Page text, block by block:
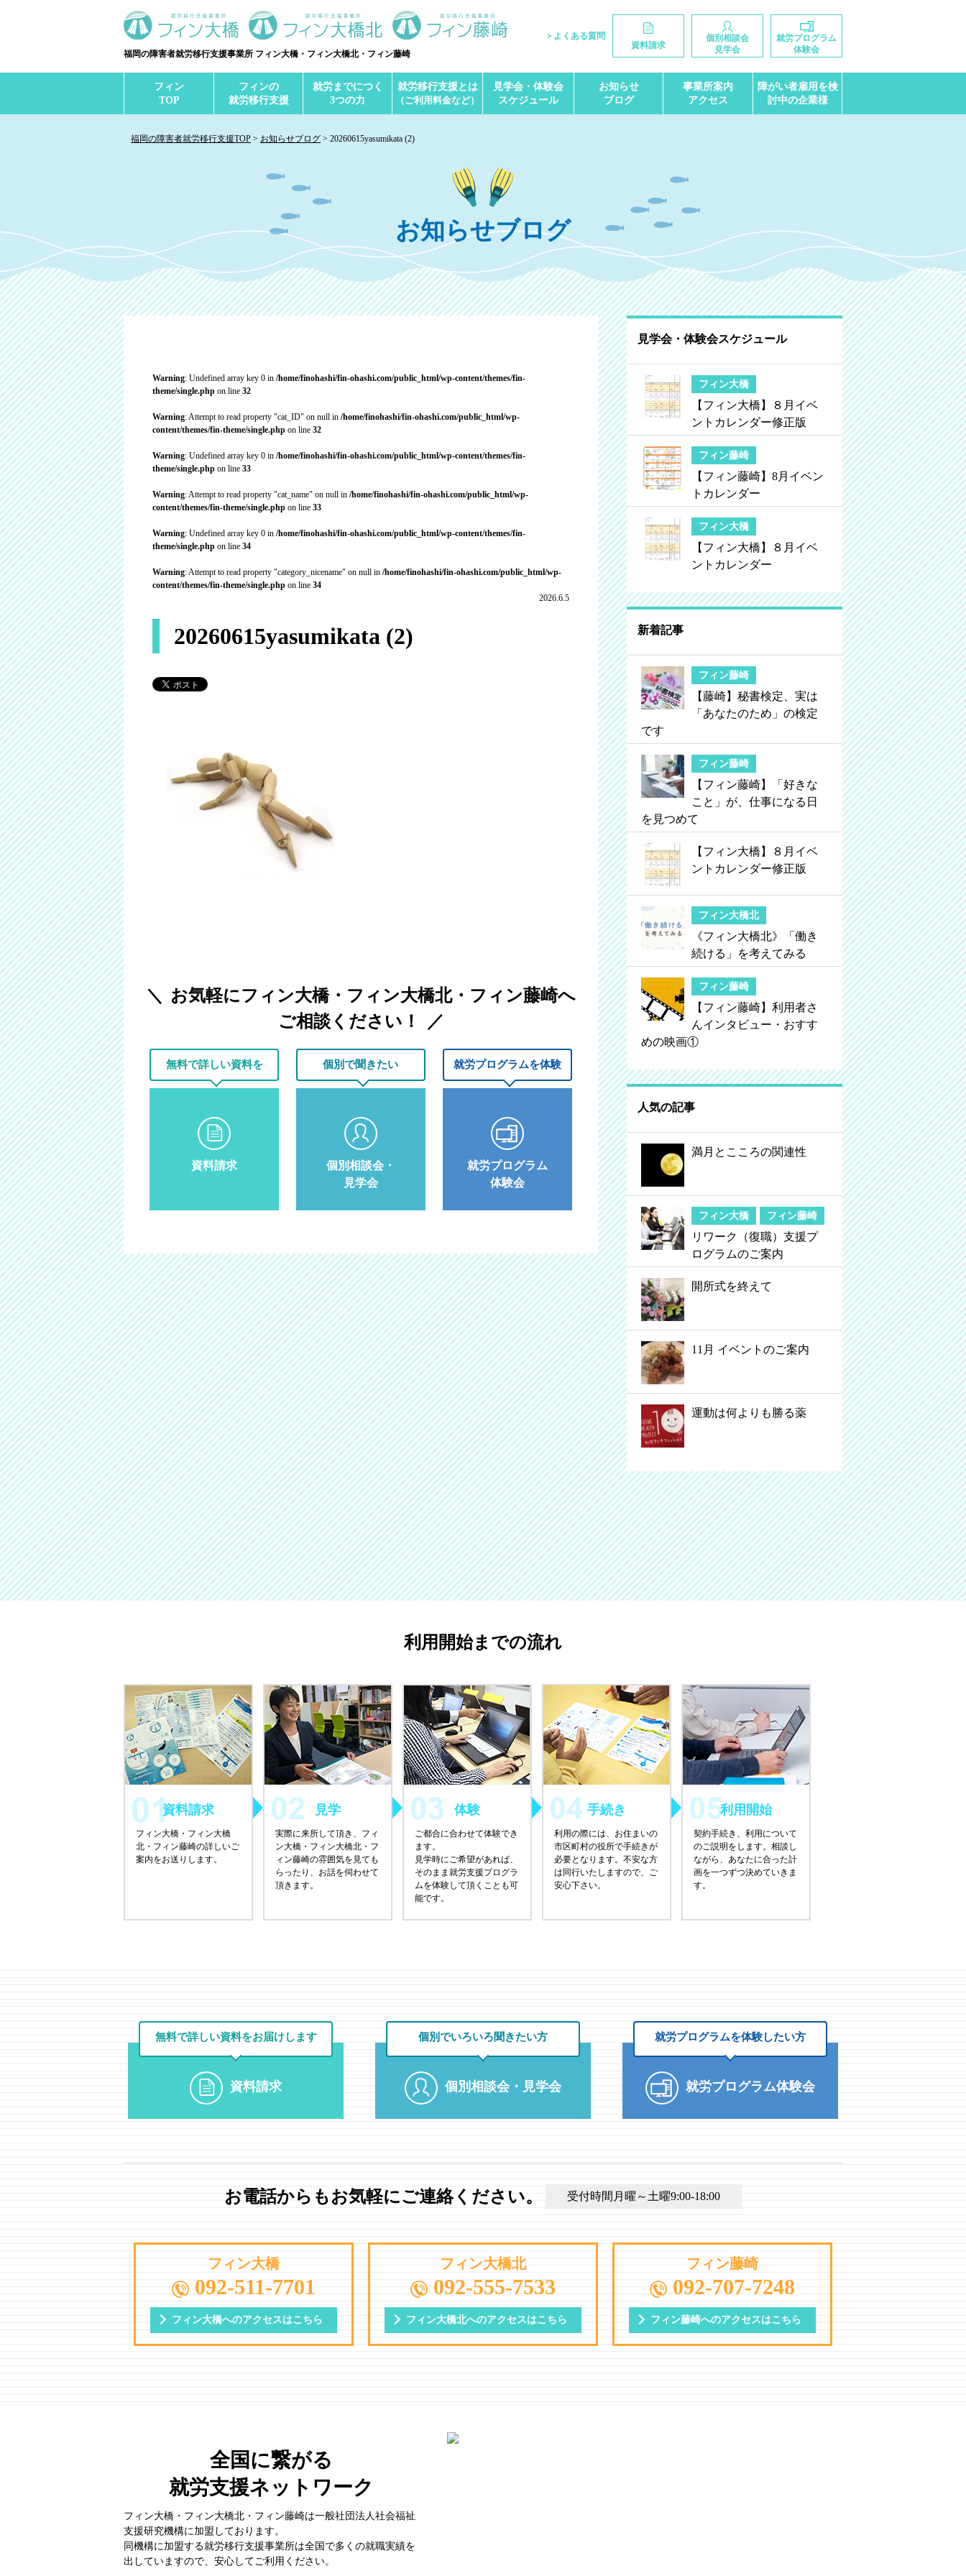
福岡の障害者就労移行支援事業所 フィン大橋・フィン大橋北・フィン藤崎
＞よくある質問
資料請求
個別相談会
見学会
就労プログラム
体験会
フィン
TOP
フィンの
就労移行支援
就労までにつく
3つの力
就労移行支援とは
（ご利用料金など）
見学会・体験会
スケジュール
お知らせ
ブログ
事業所案内
アクセス
障がい者雇用を検
討中の企業様
福岡の障害者就労移行支援TOP お知らせブログ 20260615yasumikata (2)
お知らせブログ
Warning: Undefined array key 0 in /home/finohashi/fin-ohashi.com/public_html/wp-content/themes/fin-
theme/single.php on line 32
Warning: Attempt to read property "cat_ID" on null in /home/finohashi/fin-ohashi.com/public_html/wp-
content/themes/fin-theme/single.php on line 32
Warning: Undefined array key 0 in /home/finohashi/fin-ohashi.com/public_html/wp-content/themes/fin-
theme/single.php on line 33
Warning: Attempt to read property "cat_name" on null in /home/finohashi/fin-ohashi.com/public_html/wp-
content/themes/fin-theme/single.php on line 33
Warning: Undefined array key 0 in /home/finohashi/fin-ohashi.com/public_html/wp-content/themes/fin-
theme/single.php on line 34
Warning: Attempt to read property "category_nicename" on null in /home/finohashi/fin-ohashi.com/public_html/wp-
content/themes/fin-theme/single.php on line 34
2026.6.5
20260615yasumikata (2)
お気軽にフィン大橋・フィン大橋北・フィン藤崎へ
ご相談ください！
無料で詳しい資料を
資料請求
個別で聞きたい
個別相談会・
見学会
就労プログラムを体験
就労プログラム
体験会
見学会・体験会スケジュール
フィン大橋
【フィン大橋】８月イベ
ントカレンダー修正版
フィン藤崎
【フィン藤崎】8月イベン
トカレンダー
フィン大橋
【フィン大橋】８月イベ
ントカレンダー
新着記事
フィン藤崎
【藤崎】秘書検定、実は
「あなたのため」の検定
です
フィン藤崎
【フィン藤崎】「好きな
こと」が、仕事になる日
を見つめて
【フィン大橋】８月イベ
ントカレンダー修正版
フィン大橋北
《フィン大橋北》「働き
続ける」を考えてみる
フィン藤崎
【フィン藤崎】利用者さ
んインタビュー・おすす
めの映画①
人気の記事
満月とこころの関連性
フィン大橋 フィン藤崎
リワーク（復職）支援プ
ログラムのご案内
開所式を終えて
11月 イベントのご案内
運動は何よりも勝る薬
利用開始までの流れ
資料請求
フィン大橋・フィン大橋
北・フィン藤崎の詳しいご
案内をお送りします。
見学
実際に来所して頂き、フィ
ン大橋・フィン大橋北・フ
ィン藤崎の雰囲気を見ても
らったり、お話を伺わせて
頂きます。
体験
ご都合に合わせて体験でき
ます。
見学時にご希望があれば、
そのまま就労支援プログラ
ムを体験して頂くことも可
能です。
手続き
利用の際には、お住まいの
市区町村の役所で手続きが
必要となります。不安な方
は同行いたしますので、ご
安心下さい。
利用開始
契約手続き、利用について
のご説明をします。相談し
ながら、あなたに合った計
画を一つずつ決めていきま
す。
無料で詳しい資料をお届けします
資料請求
個別でいろいろ聞きたい方
個別相談会・見学会
就労プログラムを体験したい方
就労プログラム体験会
お電話からもお気軽にご連絡ください。 受付時間月曜～土曜9:00-18:00
フィン大橋
092-511-7701
フィン大橋へのアクセスはこちら
フィン大橋北
092-555-7533
フィン大橋北へのアクセスはこちら
フィン藤崎
092-707-7248
フィン藤崎へのアクセスはこちら
全国に繋がる
就労支援ネットワーク
フィン大橋・フィン大橋北・フィン藤崎は一般社団法⼈社会福祉
⽀援研究機構に加盟しております。
同機構に加盟する就労移⾏⽀援事業所は全国で多くの就職実績を
出していますので、安⼼してご利⽤ください。